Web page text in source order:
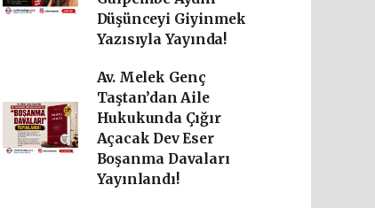
Düşünceyi Giyinmek
Yazısıyla Yayında!
Av. Melek Genç
Taştan’dan Aile
Hukukunda Çığır
Açacak Dev Eser
Boşanma Davaları
Yayınlandı!